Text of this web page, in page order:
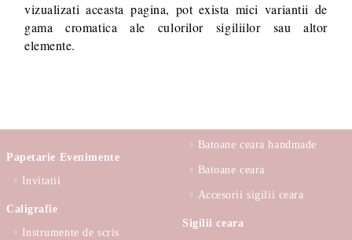
vizualizati aceasta pagina, pot exista mici variantii de
gama cromatica ale culorilor sigiliilor sau altor
elemente.
Papetarie Evenimente
Invitatii
Caligrafie
Instrumente de scris
Batoane ceara handmade
Batoane ceara
Accesorii sigilii ceara
Sigilii ceara